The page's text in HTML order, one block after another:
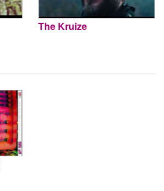
The Kruize